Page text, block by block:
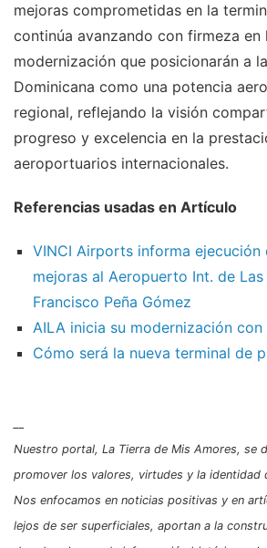
mejoras comprometidas en la
continúa avanzando con firmeza
modernización que posicionarán a
Dominicana como una potencia
regional, reflejando la visión
progreso y excelencia en la
aeroportuarios internacionales.
Referencias usadas en Artículo
VINCI Airports informa
mejoras al Aeropuerto Int. de
Francisco Peña Gómez
AILA inicia su modernización
Cómo será la nueva terminal de
Nuestro portal, La Tierra de Mis Amores, se
promover los valores, virtudes y la identidad
Nos enfocamos en noticias positivas y en
lejos de ser superficiales, aportan a la